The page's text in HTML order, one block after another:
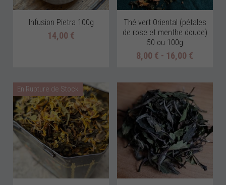
Infusion Pietra 100g
14,00 €
Thé vert Oriental (pétales
de rose et menthe douce)
50 ou 100g
8,00 € - 16,00 €
En Rupture de Stock